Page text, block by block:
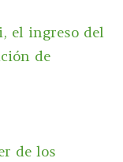
el ingreso del
de
de los